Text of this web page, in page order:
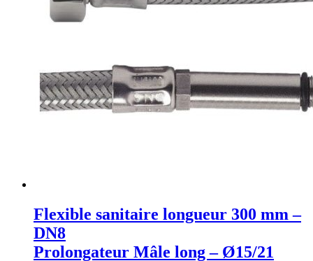
Flexible sanitaire longueur 300 mm –
DN8
Prolongateur Mâle long – Ø15/21